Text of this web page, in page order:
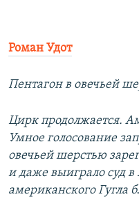
Роман Удот
Пентагон в овечьей
Цирк продолжается.
Умное голосование
овечьей шерстью
и даже выиграло суд в
американского Гугла